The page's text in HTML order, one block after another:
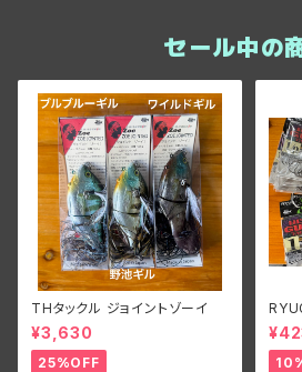
セール中の
THタックル ジョイントゾーイ
¥3,630
25%OFF
リズ